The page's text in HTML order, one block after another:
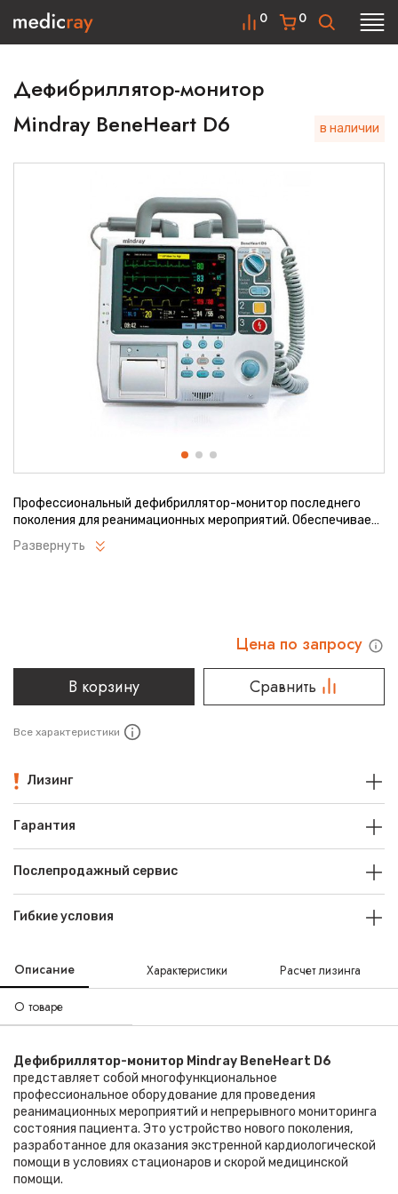
0
0
Дефибриллятор-монитор
Mindray BeneHeart D6
в наличии
Профессиональный дефибриллятор-монитор последнего
поколения для реанимационных мероприятий. Обеспечивает
точную диагностику и эффективную терапию нарушений
сердечного ритма. Оснащен инновационной системой
Развернуть
Цена по запросу
В корзину
Сравнить
Все характеристики
Лизинг
Гарантия
Послепродажный сервис
Гибкие условия
Описание Характеристики Расчет лизинга
О товаре
Дефибриллятор-монитор Mindray BeneHeart D6
представляет собой многофункциональное
профессиональное оборудование для проведения
реанимационных мероприятий и непрерывного мониторинга
состояния пациента. Это устройство нового поколения,
разработанное для оказания экстренной кардиологической
помощи в условиях стационаров и скорой медицинской
помощи.